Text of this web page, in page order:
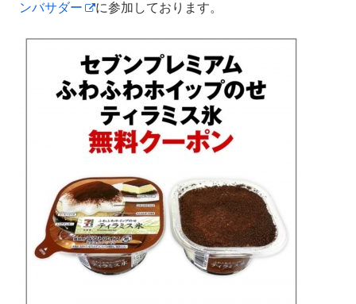
ンバサダー
に参加しております。